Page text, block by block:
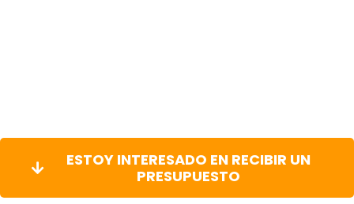
ESTOY INTERESADO EN RECIBIR UN
PRESUPUESTO